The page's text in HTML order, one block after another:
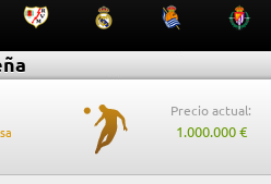
Precio actual:
1.000.000 €